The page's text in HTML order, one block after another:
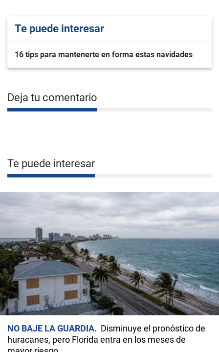
Te puede interesar
16 tips para mantenerte en forma estas navidades
Deja tu comentario
Te puede interesar
NO BAJE LA GUARDIA
Disminuye el pronóstico de
huracanes, pero Florida entra en los meses de